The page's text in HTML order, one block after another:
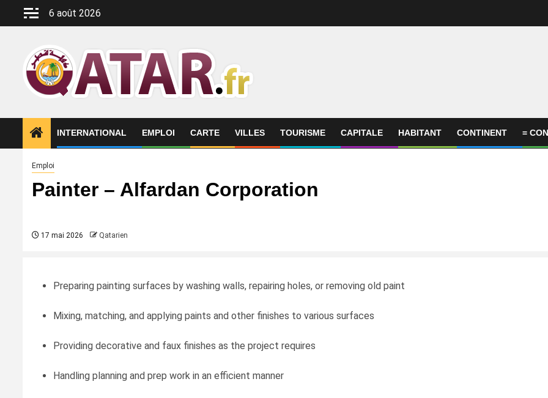
6 août 2026
INTERNATIONAL EMPLOI CARTE VILLES TOURISME CAPITALE HABITANT CONTINENT =
Emploi
Painter – Alfardan Corporation
17 mai 2026 Qatarien
Preparing painting surfaces by washing walls, repairing holes, or removing old paint
Mixing, matching, and applying paints and other finishes to various surfaces
Providing decorative and faux finishes as the project requires
Handling planning and prep work in an efficient manner